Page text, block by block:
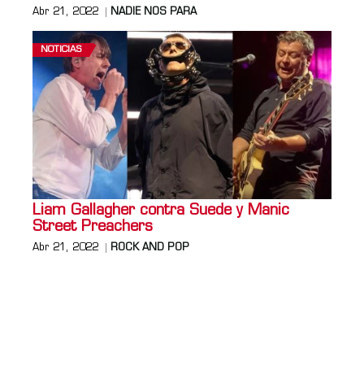
Abr 21, 2022 NADIE NOS PARA
NOTICIAS
Liam Gallagher contra Suede y Manic
Street Preachers
Abr 21, 2022 ROCK AND POP